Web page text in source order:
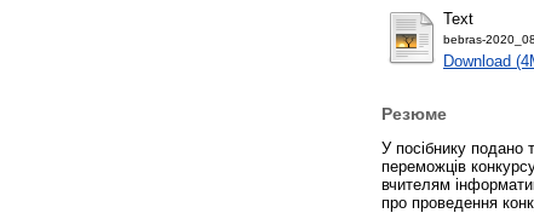
Text
bebras-
Download
Резюме
У посібнику подано
переможців
вчителям
про проведення